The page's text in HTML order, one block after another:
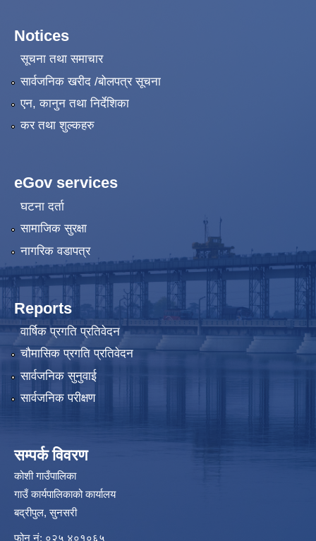
Notices
सूचना तथा समाचार
सार्वजनिक खरीद /बोलपत्र सूचना
एन, कानुन तथा निर्देशिका
कर तथा शुल्कहरु
eGov services
घटना दर्ता
सामाजिक सुरक्षा
नागरिक वडापत्र
Reports
वार्षिक प्रगति प्रतिवेदन
चौमासिक प्रगति प्रतिवेदन
सार्वजनिक सुनुवाई
सार्वजनिक परीक्षण
सम्पर्क विवरण
कोशी गाउँपालिका
गाउँ कार्यपालिकाको कार्यालय
बद्रीपुल, सुनसरी
फोन नं: ०२५ ४०१०६५